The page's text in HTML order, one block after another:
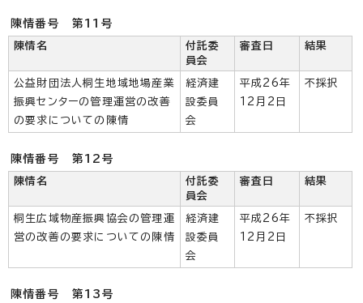
陳情番号 第11号
陳情名
付託委
員会
審査日 結果
公益財団法人桐生地域地場産業
振興センターの管理運営の改善
の要求についての陳情
経済建
設委員
会
平成26年
12月2日
不採択
陳情番号 第12号
陳情名
付託委
員会
審査日 結果
桐生広域物産振興協会の管理運
営の改善の要求についての陳情
経済建
設委員
会
平成26年
12月2日
不採択
陳情番号 第13号